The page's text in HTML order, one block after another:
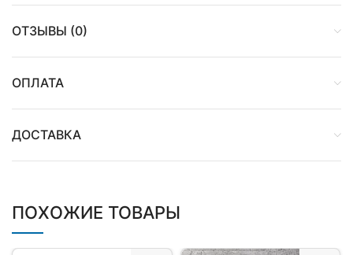
ОТЗЫВЫ (0)
ОПЛАТА
ДОСТАВКА
ПОХОЖИЕ ТОВАРЫ